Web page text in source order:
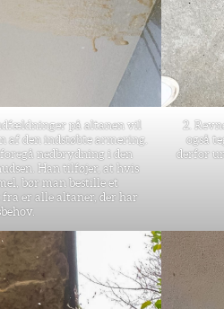
på altanen vil
af den indstøbte armering.
nedbrydning i den
Han tilføjer, at hvis
bør man bestille et
er alle altaner, der har
2.
også
derfor